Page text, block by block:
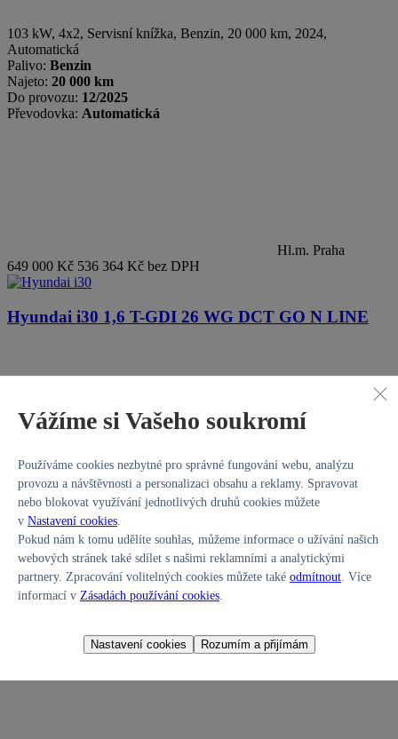
103 kW, 4x2, Servisní knížka, Benzin, 20 000 km, 2024,
Automatická
Palivo: Benzin
Najeto: 20 000 km
Do provozu: 12/2025
Převodovka: Automatická
Hl.m. Praha
649 000 Kč 536 364 Kč bez DPH
Hyundai i30 1,6 T-GDI 26 WG DCT GO N LINE
Benzin
10 km
Vážíme si Vašeho soukromí
Používáme cookies nezbytné pro správné fungování webu, analýzu
provozu a návštěvnosti a personalizaci obsahu a reklamy. Spravovat
nebo blokovat využívání jednotlivých druhů cookies můžete
v Nastavení cookies.
Pokud nám k tomu udělíte souhlas, můžeme informace o užívání našich
webových stránek také sdílet s našimi reklamními a analytickými
partnery. Zpracování volitelných cookies můžete také odmítnout. Více
informací v Zásadách používání cookies.
Nastavení cookies Rozumím a přijímám